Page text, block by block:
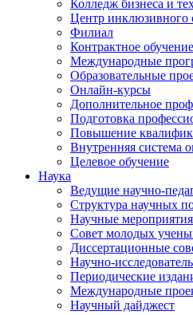
Колледж бизнеса и
Центр инклюзивного
Филиал
Контрактное обучение
Международные
Образовательные
Онлайн-курсы
Дополнительное
Подготовка
Повышение
Внутренняя система
Целевое обучение
Наука
Ведущие научно-
Структура научных
Научные мероприятия
Совет молодых
Диссертационные
Научно-
Периодические
Международные
Научный дайджест